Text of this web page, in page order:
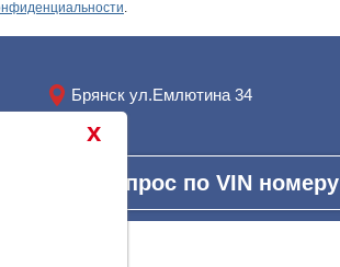
.
Брянск ул.Емлютина 34
Запрос по VIN номеру
x